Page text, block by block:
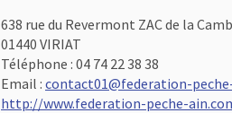
638 rue du Revermont ZAC de la
01440 VIRIAT
Téléphone : 04 74 22 38 38
Email : contact01@federation-
http://www.federation-peche-